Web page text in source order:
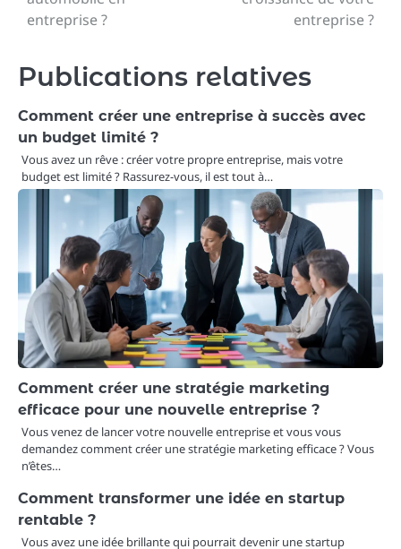
entreprise ?
entreprise ?
Publications relatives
Comment créer une entreprise à succès avec
un budget limité ?
Vous avez un rêve : créer votre propre entreprise, mais votre
budget est limité ? Rassurez-vous, il est tout à…
Comment créer une stratégie marketing
efficace pour une nouvelle entreprise ?
Vous venez de lancer votre nouvelle entreprise et vous vous
demandez comment créer une stratégie marketing efficace ? Vous
n’êtes…
Comment transformer une idée en startup
rentable ?
Vous avez une idée brillante qui pourrait devenir une startup